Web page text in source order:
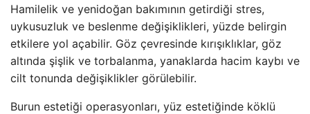
Hamilelik ve yenidoğan bakımının getirdiği stres,
uykusuzluk ve beslenme değişiklikleri, yüzde belirgin
etkilere yol açabilir. Göz çevresinde kırışıklıklar, göz
altında şişlik ve torbalanma, yanaklarda hacim kaybı ve
cilt tonunda değişiklikler görülebilir.
Burun estetiği operasyonları, yüz estetiğinde köklü